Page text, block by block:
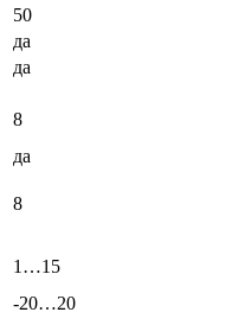
50
да
да
8
да
8
1…15
-20…20